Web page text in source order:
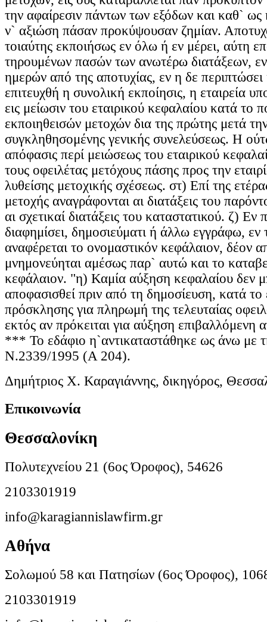
την αφαίρεσιν πάντων των εξόδων και καθ` ως
ν` αξιώση πάσαν προκύψουσαν ζημίαν.
τοιαύτης εκποιήσως εν όλω ή εν μέρει, αύτη
τηρουμένων πασών των ανωτέρω διατάξεων,
ημερών από της αποτυχίας, εν η δε περιπτώσει
επιτευχθή η συνολική εκποίησις, η εταιρεία
εις μείωσιν του εταιρικού κεφαλαίου κατά το
εκποιηθεισών μετοχών δια της πρώτης μετά
συγκληθησομένης γενικής συνελεύσεως. Η
απόφασις περί μειώσεως του εταιρικού
τους οφειλέτας μετόχους πάσης προς την
λυθείσης μετοχικής σχέσεως. στ) Επί της
μετοχής αναγράφονται αι διατάξεις του
αι σχετικαί διατάξεις του καταστατικού. ζ) Εν
διαφημίσει, δημοσιεύματι ή άλλω εγγράφω,
αναφέρεται το ονομαστικόν κεφάλαιον, δέον
μνημονεύηται αμέσως παρ` αυτώ και το
κεφάλαιον. "η) Καμία αύξηση κεφαλαίου δεν
αποφασισθεί πριν από τη δημοσίευση, κατά το
πρόσκλησης για πληρωμή της τελευταίας
εκτός αν πρόκειται για αύξηση επιβαλλόμενη
*** Το εδάφιο η`αντικαταστάθηκε ως άνω με
Ν.2339/1995 (Α 204).
Δημήτριος Χ. Καραγιάννης, δικηγόρος,
Επικοινωνία
Θεσσαλονίκη
Πολυτεχνείου 21 (6ος Όροφος), 54626
2103301919
info@karagiannislawfirm.gr
Αθήνα
Σολωμού 58 και Πατησίων (6ος Όροφος),
2103301919